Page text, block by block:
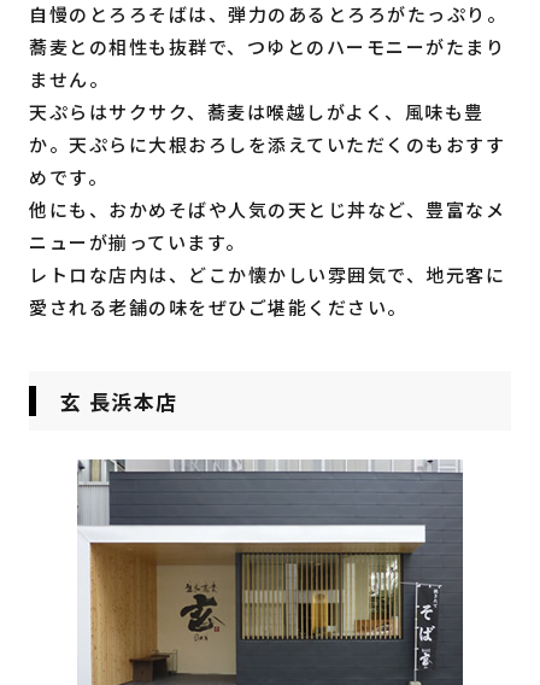
自慢のとろろそばは、弾力のあるとろろがたっぷり。
蕎麦との相性も抜群で、つゆとのハーモニーがたまり
ません。
天ぷらはサクサク、蕎麦は喉越しがよく、風味も豊
か。天ぷらに大根おろしを添えていただくのもおすす
めです。
他にも、おかめそばや人気の天とじ丼など、豊富なメ
ニューが揃っています。
レトロな店内は、どこか懐かしい雰囲気で、地元客に
愛される老舗の味をぜひご堪能ください。
玄 長浜本店